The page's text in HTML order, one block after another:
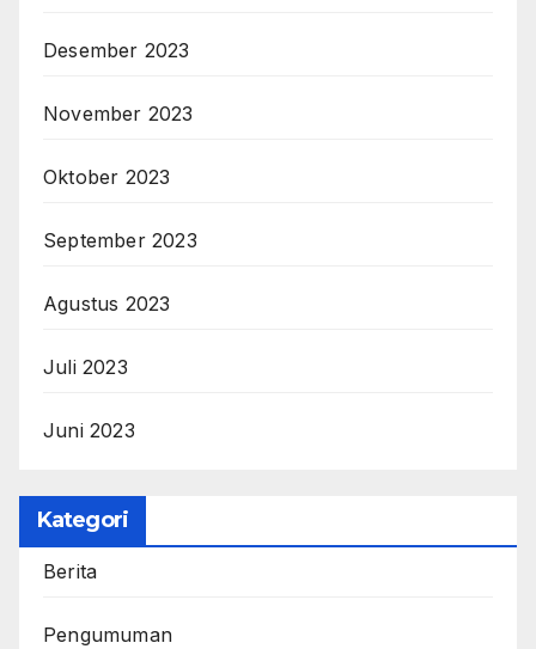
Desember 2023
November 2023
Oktober 2023
September 2023
Agustus 2023
Juli 2023
Juni 2023
Kategori
Berita
Pengumuman